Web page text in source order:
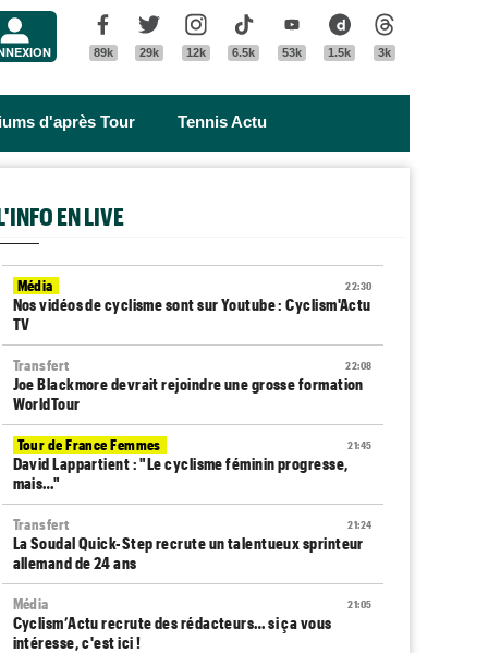
Facebook
89k
Twitter
29k
Instagram
12k
Tik Tok
6.5k
Youtube
53k
Dailymotion
1.5k 3k
d'après Tour Tennis Actu
EN LIVE
22:30
Média
Nos vidéos de cyclisme sont sur Youtube : Cyclism'Actu
TV
22:08
Transfert
Joe Blackmore devrait rejoindre une grosse formation
WorldTour
21:45
Tour de France Femmes
David Lappartient : "Le cyclisme féminin progresse,
mais…"
21:24
Transfert
La Soudal Quick-Step recrute un talentueux sprinteur
allemand de 24 ans
21:05
Média
Cyclism’Actu recrute des rédacteurs… si ça vous
intéresse, c'est ici !